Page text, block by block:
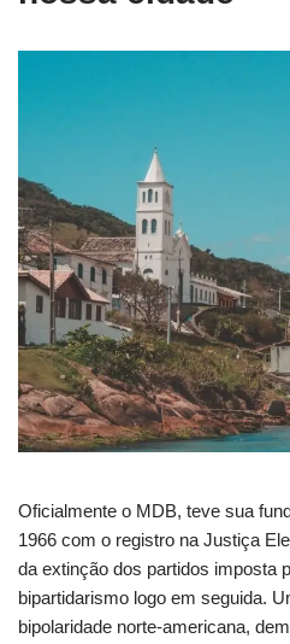
Oficialmente o MDB, teve sua
1966 com o registro na Justiça
da extinção dos partidos imposta
bipartidarismo logo em seguida.
bipolaridade norte-americana,